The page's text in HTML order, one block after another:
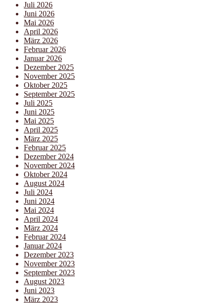
Juli 2026
Juni 2026
Mai 2026
April 2026
März 2026
Februar 2026
Januar 2026
Dezember 2025
November 2025
Oktober 2025
September 2025
Juli 2025
Juni 2025
Mai 2025
April 2025
März 2025
Februar 2025
Dezember 2024
November 2024
Oktober 2024
August 2024
Juli 2024
Juni 2024
Mai 2024
April 2024
März 2024
Februar 2024
Januar 2024
Dezember 2023
November 2023
September 2023
August 2023
Juni 2023
März 2023